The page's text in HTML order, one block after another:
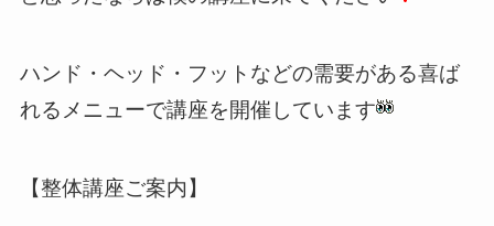
ハンド・ヘッド・フットなどの需要がある喜ば
れるメニューで講座を開催しています
【整体講座ご案内】